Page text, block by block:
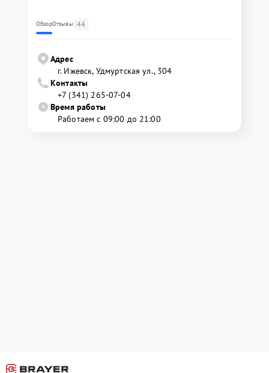
ОбзорОтзывы 44
Адрес
г. Ижевск, Удмуртская ул., 304
Контакты
+7 (341) 265-07-04
Время работы
Работаем с 09:00 до 21:00